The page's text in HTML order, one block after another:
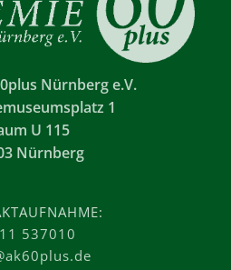
Nürnberg e.V.
1
U 115
Nürnberg
537010